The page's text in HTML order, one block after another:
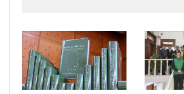
advertencia de la “tarjeta
por la Comisión Europea y
prestigio del sector pesquero